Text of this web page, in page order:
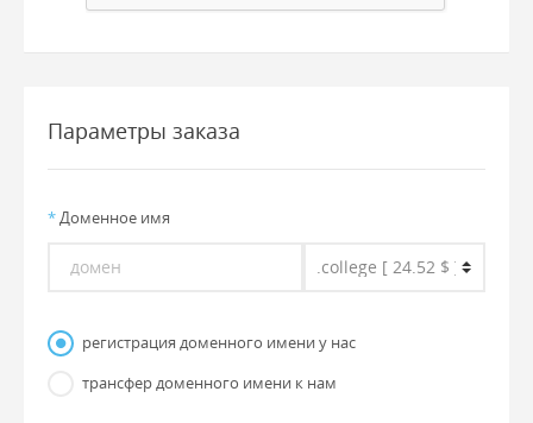
Параметры заказа
*Доменное имя
регистрация доменного имени у нас
трансфер доменного имени к нам